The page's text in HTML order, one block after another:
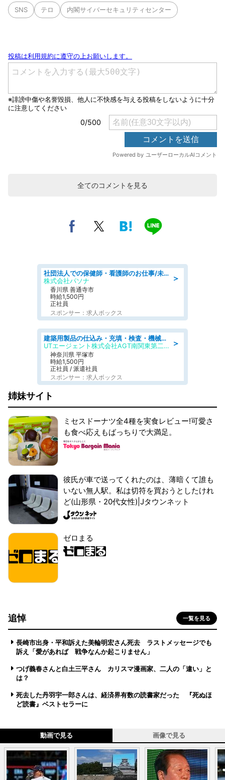
SNS テロ 内閣サイバーセキュリティセンター
全てのコメントを見る
＞
社団法人での保健師・看護師のお仕事/未経験OK/要資格:普通免許、保健師、正看護師
株式会社パソナ
香川県 善通寺市
時給1,500円
正社員
スポンサー：求人ボックス
＞
建築用製品の仕込み・充填・検査・機械操作/寮完備/日払い/工場・製造
UTエージェント株式会社AGT南関東第二CU
神奈川県 平塚市
時給1,500円
正社員 / 派遣社員
スポンサー：求人ボックス
姉妹サイト
ミセスドーナツ全4種を実食レビュー!可愛さ
も食べ応えもばっちりで大満足。
彼氏が車で送ってくれたのは、薄暗くて誰も
いない無人駅。私は切符を買おうとしたけれ
ど(山形県・20代女性)|Jタウンネット
ゼロまる
追悼 一覧を見る
長崎市出身・平和訴えた美輪明宏さん死去 ラストメッセージでも
訴え「愛があれば 戦争なんか起こりません」
つげ義春さんと白土三平さん カリスマ漫画家、二人の「違い」と
は？
死去した丹羽宇一郎さんは、経済界有数の読書家だった 『死ぬほ
ど読書』ベストセラーに
動画で見る 画像で見る